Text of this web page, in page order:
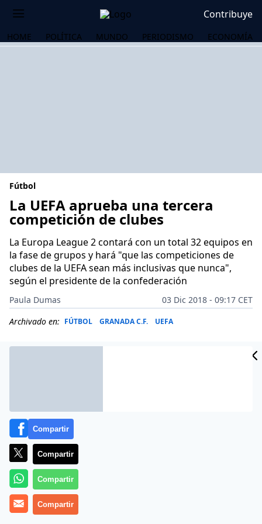
Contribuye
HOME POLÍTICA MUNDO PERIODISMO ECONOMÍA
Fútbol
La UEFA aprueba una tercera
competición de clubes
La Europa League 2 contará con un total 32 equipos en
la fase de grupos y hará "que las competiciones de
clubes de la UEFA sean más inclusivas que nunca",
según el presidente de la confederación
Paula Dumas
03 Dic 2018 - 09:17 CET
Archivado en: FÚTBOL GRANADA C.F. UEFA
El Comité Ejecutivo de la UEFA ha aprobado este
Compartir
Compartir
Compartir
Compartir